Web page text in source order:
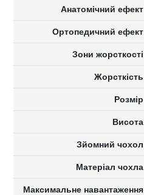
Анатомічний ефект
Ортопедичний ефект
Зони жорсткості
Жорсткість
Розмір
Висота
Зйомний чохол
Матеріал чохла
Максимальне навантаження